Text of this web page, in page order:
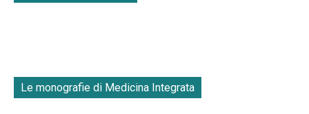
Le monografie di Medicina Integrata